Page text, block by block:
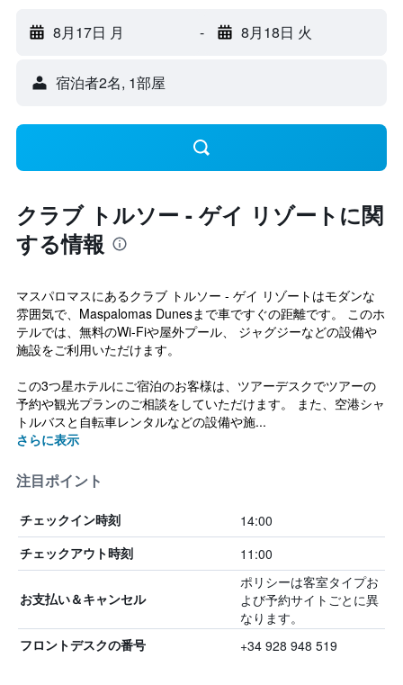
8月17日 月 - 8月18日 火
宿泊者2名, 1​部屋
クラブ トルソー - ゲイ リゾートに関
する情報
マスパロマスにあるクラブ トルソー - ゲイ リゾートはモダンな
雰囲気で、Maspalomas Dunesまで車ですぐの距離です。 このホ
テルでは、無料のWi-Fiや屋外プール、 ジャグジーなどの設備や
施設をご利用いただけます。
この3つ星ホテルにご宿泊のお客様は、ツアーデスクでツアーの
予約や観光プランのご相談をしていただけます。 また、空港シャ
トルバスと自転車レンタルなどの設備や施...
さらに表示
注目ポイント
チェックイン時刻 14:00
チェックアウト時刻 11:00
お支払い＆キャンセル
ポリシーは客室タイプお
よび予約サイトごとに異
なります。
フロントデスクの番号 +34 928 948 519